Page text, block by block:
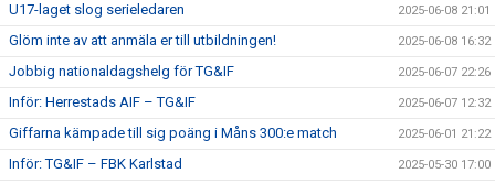
U17-laget slog serieledaren 2025-06-08 21:01
Glöm inte av att anmäla er till utbildningen! 2025-06-08 16:32
Jobbig nationaldagshelg för TG&IF 2025-06-07 22:26
Inför: Herrestads AIF – TG&IF 2025-06-07 12:32
Giffarna kämpade till sig poäng i Måns 300:e match 2025-06-01 21:22
Inför: TG&IF – FBK Karlstad 2025-05-30 17:00